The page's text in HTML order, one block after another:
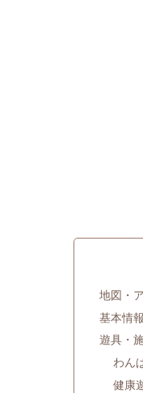
地図・
基本情報
遊具・
わん
健康